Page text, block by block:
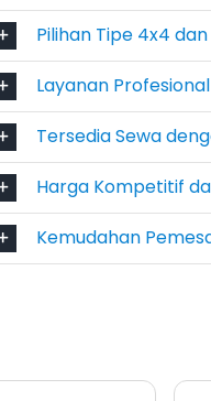
tipe
Pilihan Tipe 4x4
Layanan
Tersedia Sewa
Harga Kompetitif
Kemudahan